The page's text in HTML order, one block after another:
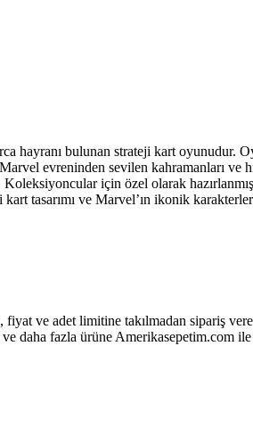
hayranı bulunan strateji kart oyunudur.
evreninden sevilen kahramanları
için özel olarak
tasarımı ve Marvel’ın ikonik
ve adet limitine takılmadan sipariş
daha fazla ürüne Amerikasepetim.com